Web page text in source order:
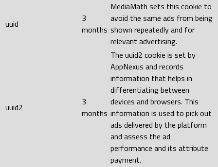
uuid
3
months
MediaMath sets this cookie to
avoid the same ads from being
shown repeatedly and for
relevant advertising.
uuid2
3
months
The uuid2 cookie is set by
AppNexus and records
information that helps in
differentiating between
devices and browsers. This
information is used to pick out
ads delivered by the platform
and assess the ad
performance and its attribute
payment.